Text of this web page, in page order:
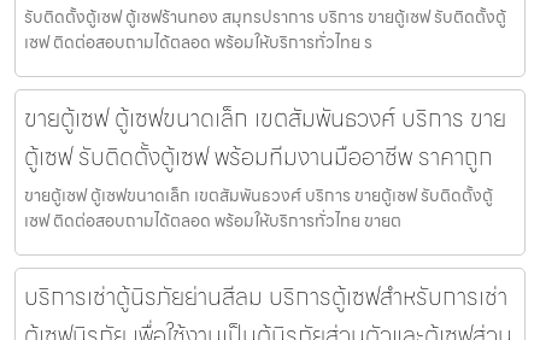
รับติดตั้งตู้เซฟ ตู้เซฟร้านทอง สมุทรปราการ บริการ ขายตู้เซฟ รับติดตั้งตู้
เซฟ ติดต่อสอบถามได้ตลอด พร้อมให้บริการทั่วไทย ร
ขายตู้เซฟ ตู้เซฟขนาดเล็ก เขตสัมพันธวงศ์ บริการ ขาย
ตู้เซฟ รับติดตั้งตู้เซฟ พร้อมทีมงานมืออาชีพ ราคาถูก
ขายตู้เซฟ ตู้เซฟขนาดเล็ก เขตสัมพันธวงศ์ บริการ ขายตู้เซฟ รับติดตั้งตู้
เซฟ ติดต่อสอบถามได้ตลอด พร้อมให้บริการทั่วไทย ขายต
บริการเช่าตู้นิรภัยย่านสีลม บริการตู้เซฟสำหรับการเช่า